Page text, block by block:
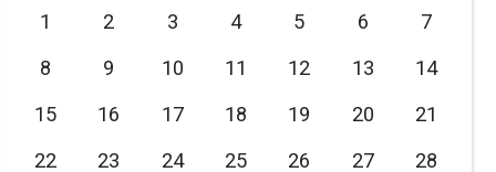
Март
Апрель
2024
2023
1 2 3 4 5 6
7
8
9 10 11 12 13
14
15
16 17 18 19 20
21
22
23 24 25 26 27
28